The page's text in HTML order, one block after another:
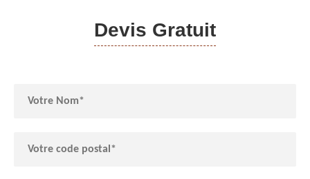
Devis Gratuit